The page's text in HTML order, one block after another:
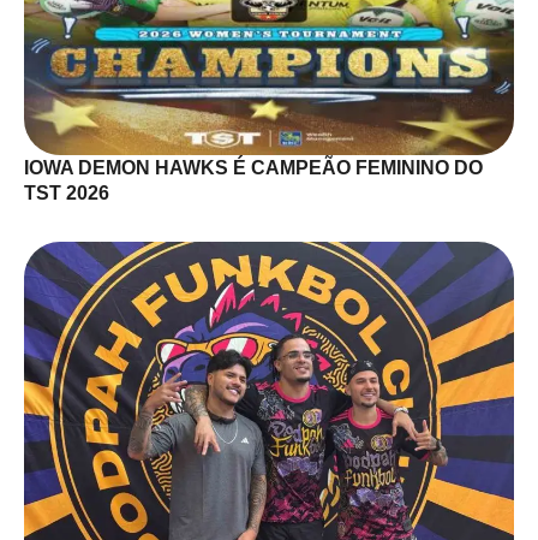
IOWA DEMON HAWKS É CAMPEÃO FEMININO DO
TST 2026